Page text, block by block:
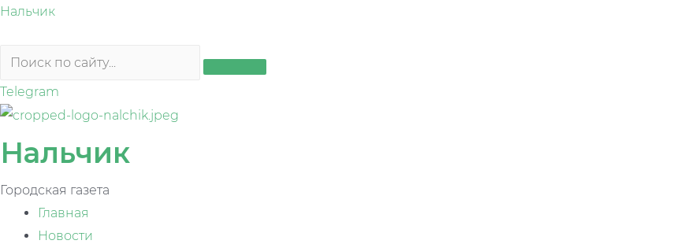
Перейти
содержимому
Нальчик
Telegram
Нальчик
Городская газета
Главная
Новости